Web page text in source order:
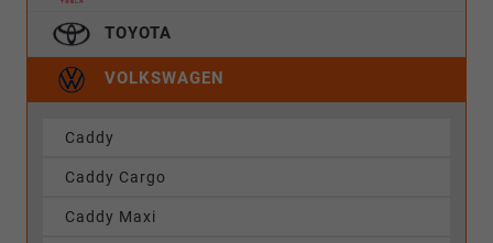
TOYOTA
VOLKSWAGEN
Caddy
Caddy Cargo
Caddy Maxi